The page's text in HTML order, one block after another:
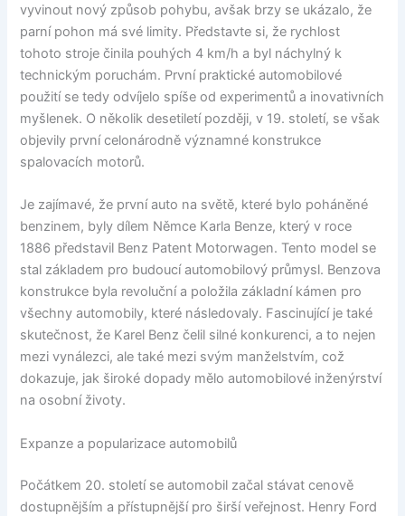
vyvinout nový způsob pohybu, avšak brzy se ukázalo, že
parní pohon má své limity. Představte si, že rychlost
tohoto stroje činila pouhých 4 km/h a byl náchylný k
technickým poruchám. První praktické automobilové
použití se tedy odvíjelo spíše od experimentů a inovativních
myšlenek. O několik desetiletí později, v 19. století, se však
objevily první celonárodně významné konstrukce
spalovacích motorů.
Je zajímavé, že první auto na světě, které bylo poháněné
benzinem, byly dílem Němce Karla Benze, který v roce
1886 představil Benz Patent Motorwagen. Tento model se
stal základem pro budoucí automobilový průmysl. Benzova
konstrukce byla revoluční a položila základní kámen pro
všechny automobily, které následovaly. Fascinující je také
skutečnost, že Karel Benz čelil silné konkurenci, a to nejen
mezi vynálezci, ale také mezi svým manželstvím, což
dokazuje, jak široké dopady mělo automobilové inženýrství
na osobní životy.
Expanze a popularizace automobilů
Počátkem 20. století se automobil začal stávat cenově
dostupnějším a přístupnější pro širší veřejnost. Henry Ford